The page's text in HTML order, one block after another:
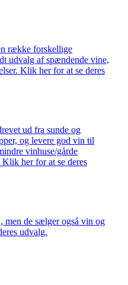
række forskellige
udvalg af spændende vine,
Klik her for at se deres
ud fra sunde og
og levere god vin til
vinhuse/gårde
her for at se deres
men de sælger også vin og
udvalg.